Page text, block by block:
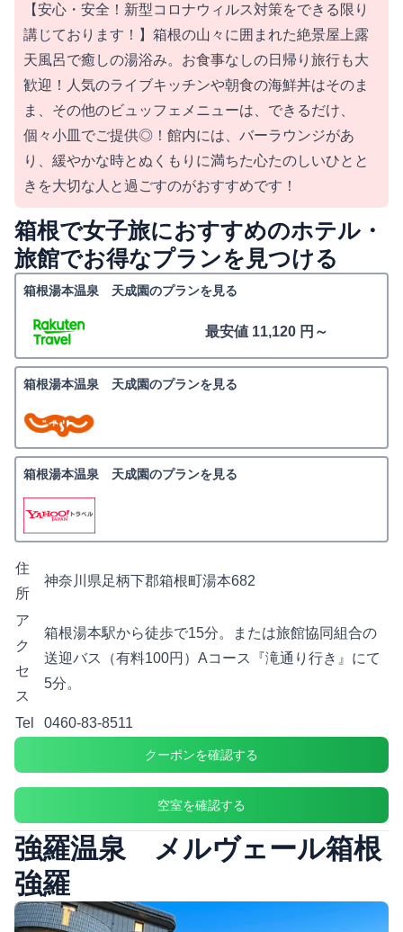
【安心・安全！新型コロナウィルス対策をできる限り
講じております！】箱根の山々に囲まれた絶景屋上露
天風呂で癒しの湯浴み。お食事なしの日帰り旅行も大
歓迎！人気のライブキッチンや朝食の海鮮丼はそのま
ま、その他のビュッフェメニューは、できるだけ、
個々小皿でご提供◎！館内には、バーラウンジがあ
り、緩やかな時とぬくもりに満ちた心たのしいひとと
きを大切な人と過ごすのがおすすめです！
箱根で女子旅におすすめのホテル・
旅館でお得なプランを見つける
箱根湯本温泉 天成園のプランを見る
最安値 11,120 円～
箱根湯本温泉 天成園のプランを見る
箱根湯本温泉 天成園のプランを見る
住
所
神奈川県足柄下郡箱根町湯本682
ア
ク
セ
ス
箱根湯本駅から徒歩で15分。または旅館協同組合の
送迎バス（有料100円）Aコース『滝通り行き』にて
5分。
Tel 0460-83-8511
クーポンを確認する
空室を確認する
強羅温泉 メルヴェール箱根
強羅